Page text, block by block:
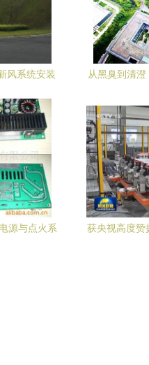
风系统安装
从黑臭到清
源与点火系
获央视高度赞